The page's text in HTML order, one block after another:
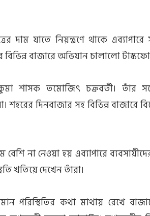
দাম যাতে নিয়ন্ত্রণে থাকে
বাজারে অভিযান চালালো
তমোজিৎ চক্রবর্তী। তাঁর সঙ্গে
শহরের দিনবাজার সহ বিভিন্ন বাজারে
না নেওয়া হয় এব্যাপারে
খতিয়ে দেখেন তাঁরা।
পরিস্থিতির কথা মাথায় রেখে